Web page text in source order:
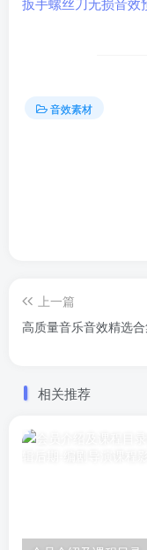
音效素材
上一篇
高质量音乐音效精选
相关推荐